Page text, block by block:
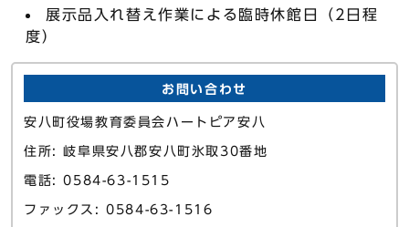
展示品入れ替え作業による臨時休館日（2日程
度）
お問い合わせ
安八町役場教育委員会ハートピア安八
住所: 岐阜県安八郡安八町氷取30番地
電話: 0584-63-1515
ファックス: 0584-63-1516